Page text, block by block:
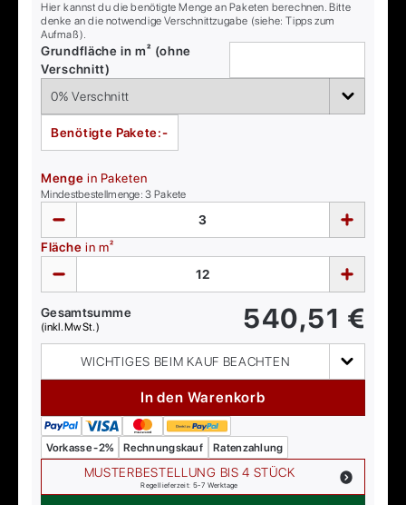
Hier kannst du die benötigte Menge an Paketen berechnen. Bitte
denke an die notwendige Verschnittzugabe (siehe: Tipps zum
Aufmaß).
Grundfläche in m² (ohne
Verschnitt)
Benötigte Pakete:-
Menge in Paketen
Mindestbestellmenge:3 Pakete
Fläche in m²
Gesamtsumme
(inkl. MwSt.) 540,51 €
WICHTIGES BEIM KAUF BEACHTEN
In den Warenkorb
Vorkasse -2% Rechnungskauf Ratenzahlung
MUSTERBESTELLUNG BIS 4 STÜCK
Regellieferzeit: 5-7 Werktage